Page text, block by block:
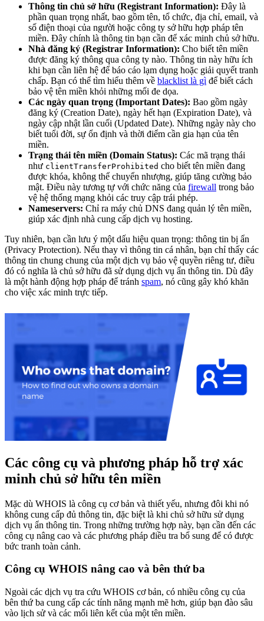
Thông tin chủ sở hữu (Registrant Information): Đây là
phần quan trọng nhất, bao gồm tên, tổ chức, địa chỉ, email, và
số điện thoại của người hoặc công ty sở hữu hợp pháp tên
miền. Đây chính là thông tin bạn cần để xác minh chủ sở hữu.
Nhà đăng ký (Registrar Information): Cho biết tên miền
được đăng ký thông qua công ty nào. Thông tin này hữu ích
khi bạn cần liên hệ để báo cáo lạm dụng hoặc giải quyết tranh
chấp. Bạn có thể tìm hiểu thêm về blacklist là gì để biết cách
bảo vệ tên miền khỏi những mối đe dọa.
Các ngày quan trọng (Important Dates): Bao gồm ngày
đăng ký (Creation Date), ngày hết hạn (Expiration Date), và
ngày cập nhật lần cuối (Updated Date). Những ngày này cho
biết tuổi đời, sự ổn định và thời điểm cần gia hạn của tên
miền.
Trạng thái tên miền (Domain Status): Các mã trạng thái
như clientTransferProhibited cho biết tên miền đang
được khóa, không thể chuyển nhượng, giúp tăng cường bảo
mật. Điều này tương tự với chức năng của firewall trong bảo
vệ hệ thống mạng khỏi các truy cập trái phép.
Nameservers: Chỉ ra máy chủ DNS đang quản lý tên miền,
giúp xác định nhà cung cấp dịch vụ hosting.
Tuy nhiên, bạn cần lưu ý một dấu hiệu quan trọng: thông tin bị ẩn
(Privacy Protection). Nếu thay vì thông tin cá nhân, bạn chỉ thấy các
thông tin chung chung của một dịch vụ bảo vệ quyền riêng tư, điều
đó có nghĩa là chủ sở hữu đã sử dụng dịch vụ ẩn thông tin. Dù đây
là một hành động hợp pháp để tránh spam, nó cũng gây khó khăn
cho việc xác minh trực tiếp.
Các công cụ và phương pháp hỗ trợ xác
minh chủ sở hữu tên miền
Mặc dù WHOIS là công cụ cơ bản và thiết yếu, nhưng đôi khi nó
không cung cấp đủ thông tin, đặc biệt là khi chủ sở hữu sử dụng
dịch vụ ẩn thông tin. Trong những trường hợp này, bạn cần đến các
công cụ nâng cao và các phương pháp điều tra bổ sung để có được
bức tranh toàn cảnh.
Công cụ WHOIS nâng cao và bên thứ ba
Ngoài các dịch vụ tra cứu WHOIS cơ bản, có nhiều công cụ của
bên thứ ba cung cấp các tính năng mạnh mẽ hơn, giúp bạn đào sâu
vào lịch sử và các mối liên kết của một tên miền.